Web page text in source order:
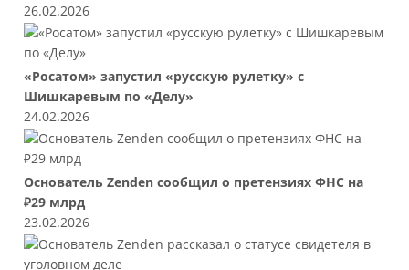
26.02.2026
«Росатом» запустил «русскую рулетку» с
Шишкаревым по «Делу»
24.02.2026
Основатель Zenden сообщил о претензиях ФНС на
₽29 млрд
23.02.2026